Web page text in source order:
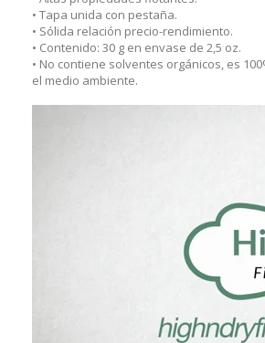
• Tapa unida con pestaña.
• Sólida relación precio-rendimiento.
• Contenido: 30 g en envase de 2,5 oz.
• No contiene solventes orgánicos, es
el medio ambiente.